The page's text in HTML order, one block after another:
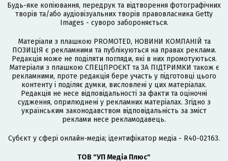
Будь-яке копіювання, передрук та відтворення фотографічних
творів та/або аудіовізуальних творів правовласника Getty
Images - суворо забороняється.
Матеріали з плашкою PROMOTED, НОВИНИ КОМПАНІЙ та
ПОЗИЦІЯ є рекламними та публікуються на правах реклами.
Редакція може не поділяти погляди, які в них промотуються.
Матеріали з плашкою СПЕЦПРОЄКТ та ЗА ПІДТРИМКИ також є
рекламними, проте редакція бере участь у підготовці цього
контенту і поділяє думки, висловлені у цих матеріалах.
Редакція не несе відповідальності за факти та оціночні
судження, оприлюднені у рекламних матеріалах. Згідно з
українським законодавством відповідальність за зміст
реклами несе рекламодавець.
Cубєкт у сфері онлайн-медіа; ідентифікатор медіа - R40-02163.
ТОВ "УП Медіа Плюс"